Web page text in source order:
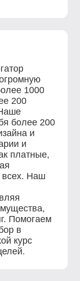
1000
200
более 200
и
и
платные,
всех. Наш
Помогаем
в
курс